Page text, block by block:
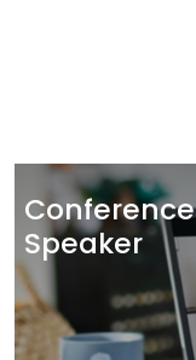
Conference
Speaker